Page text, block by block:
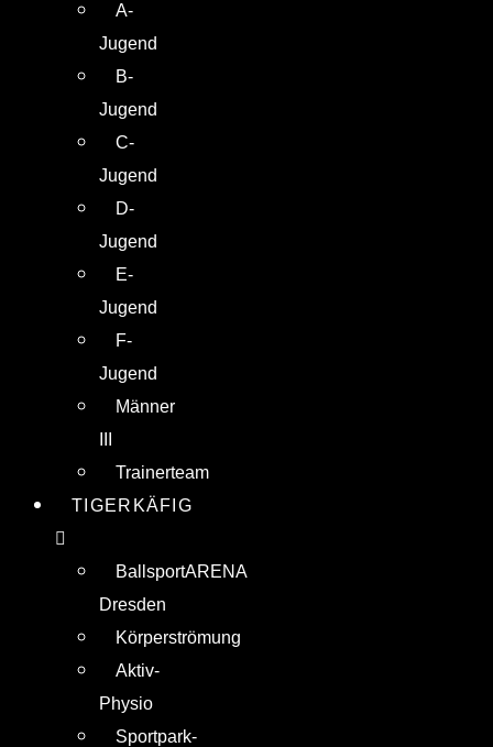
A-
Jugend
B-
Jugend
C-
Jugend
D-
Jugend
E-
Jugend
F-
Jugend
Männer
Trainerteam
TIGERKÄFIG
BallsportARENA
Dresden
Körperströmung
Aktiv-
Physio
Sportpark-